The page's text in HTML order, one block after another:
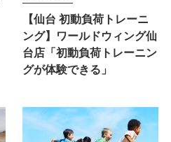
【仙台 初動負荷トレーニ
ング】ワールドウィング仙
台店「初動負荷トレーニン
グが体験できる」